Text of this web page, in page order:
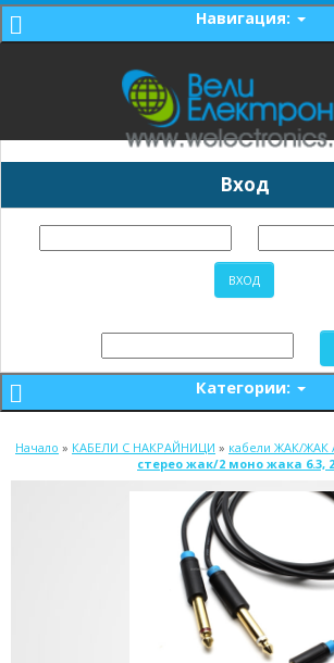
Навигация:
Вход
Категории:
Начало » КАБЕЛИ С НАКРАЙНИЦИ » кабели ЖАК/ЖАК
стерео жак/2 моно жака 6.3,